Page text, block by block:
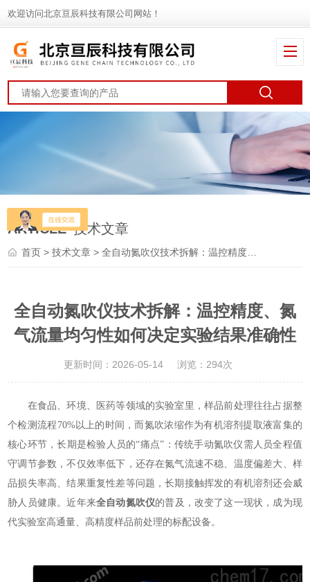
欢迎访问北京亘辰科技有限公司网站！
ARTICLE 技术文章
首页 >技术文章 > 全自动氮吹仪技术拆解：温控精度、氮气流量均匀性如何决定实验结果准确性
全自动氮吹仪技术拆解：温控精度、氮
气流量均匀性如何决定实验结果准确性
更新时间：2026-05-14 浏览：294次
在食品、环境、医药等领域的实验室里，样品前处理往往占据整
个检测流程70%以上的时间，而氮吹浓缩作为有机溶剂提取液富集的
核心环节，长期是检验人员的“痛点”：传统手动氮吹仪需人员全程值
守调节参数，不仅效率低下，还存在氮气流速不稳、温度偏差大、样
品损失率高、结果重复性差等问题，长期接触挥发的有机溶剂还会威
胁人员健康。近年来全自动氮吹仪的普及，改变了这一现状，成为现
代实验室高通量、高精度样品前处理的标配设备。